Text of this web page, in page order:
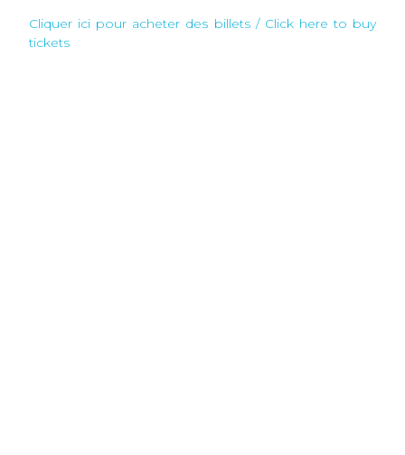
Cliquer ici pour acheter des billets / Click here to buy
tickets